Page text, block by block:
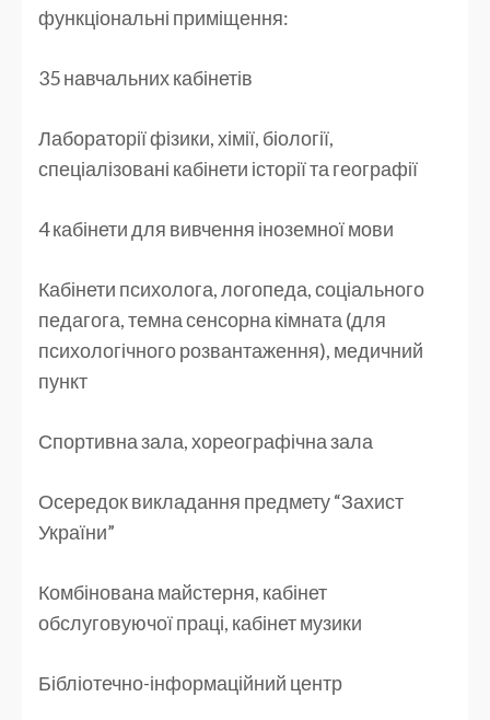
функціональні приміщення:
35 навчальних кабінетів
Лабораторії фізики, хімії, біології,
спеціалізовані кабінети історії та географії
4 кабінети для вивчення іноземної мови
Кабінети психолога, логопеда, соціального
педагога, темна сенсорна кімната (для
психологічного розвантаження), медичний
пункт
Спортивна зала, хореографічна зала
Осередок викладання предмету “Захист
України”
Комбінована майстерня, кабінет
обслуговуючої праці, кабінет музики
Бібліотечно-інформаційний центр